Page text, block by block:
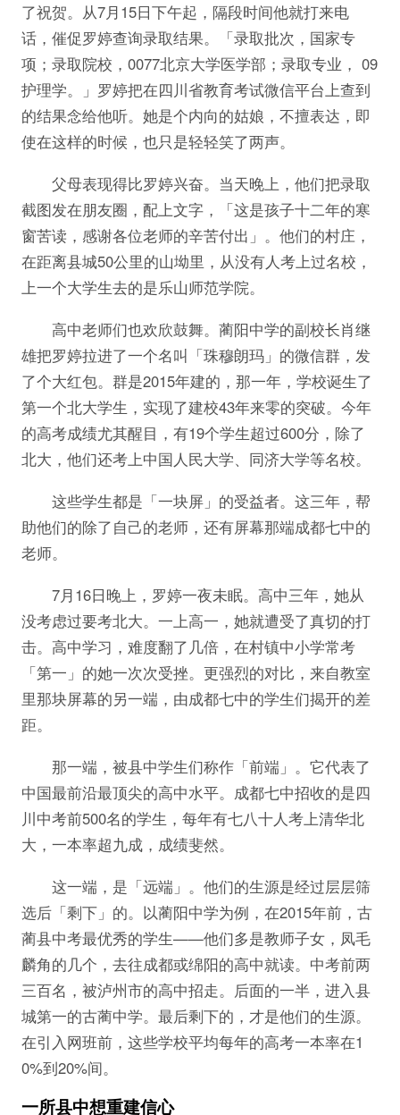
了祝贺。从7月15日下午起，隔段时间他就打来电
话，催促罗婷查询录取结果。「录取批次，国家专
项；录取院校，0077北京大学医学部；录取专业， 09
护理学。」罗婷把在四川省教育考试微信平台上查到
的结果念给他听。她是个内向的姑娘，不擅表达，即
使在这样的时候，也只是轻轻笑了两声。
父母表现得比罗婷兴奋。当天晚上，他们把录取
截图发在朋友圈，配上文字，「这是孩子十二年的寒
窗苦读，感谢各位老师的辛苦付出」。他们的村庄，
在距离县城50公里的山坳里，从没有人考上过名校，
上一个大学生去的是乐山师范学院。
高中老师们也欢欣鼓舞。蔺阳中学的副校长肖继
雄把罗婷拉进了一个名叫「珠穆朗玛」的微信群，发
了个大红包。群是2015年建的，那一年，学校诞生了
第一个北大学生，实现了建校43年来零的突破。今年
的高考成绩尤其醒目，有19个学生超过600分，除了
北大，他们还考上中国人民大学、同济大学等名校。
这些学生都是「一块屏」的受益者。这三年，帮
助他们的除了自己的老师，还有屏幕那端成都七中的
老师。
7月16日晚上，罗婷一夜未眠。高中三年，她从
没考虑过要考北大。一上高一，她就遭受了真切的打
击。高中学习，难度翻了几倍，在村镇中小学常考
「第一」的她一次次受挫。更强烈的对比，来自教室
里那块屏幕的另一端，由成都七中的学生们揭开的差
距。
那一端，被县中学生们称作「前端」。它代表了
中国最前沿最顶尖的高中水平。成都七中招收的是四
川中考前500名的学生，每年有七八十人考上清华北
大，一本率超九成，成绩斐然。
这一端，是「远端」。他们的生源是经过层层筛
选后「剩下」的。以蔺阳中学为例，在2015年前，古
蔺县中考最优秀的学生——他们多是教师子女，凤毛
麟角的几个，去往成都或绵阳的高中就读。中考前两
三百名，被泸州市的高中招走。后面的一半，进入县
城第一的古蔺中学。最后剩下的，才是他们的生源。
在引入网班前，这些学校平均每年的高考一本率在1
0%到20%间。
一所县中想重建信心